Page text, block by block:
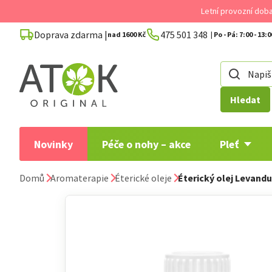
na
obsah
Letní provozní
Doprava zdarma | nad 1600 Kč 475 501 348
Hledat
Novinky Péče o nohy – akce Pleť
Domů Aromaterapie Éterické oleje Éterický olej